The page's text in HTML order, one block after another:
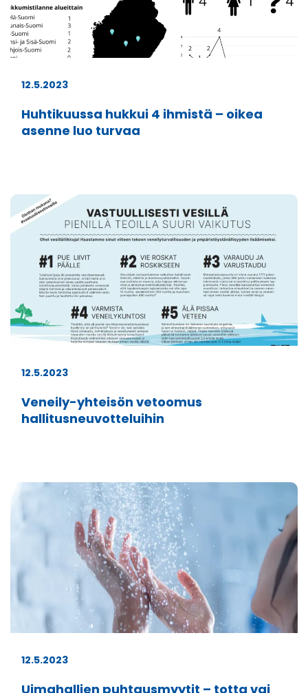
12.5.2023
Huhtikuussa hukkui 4 ihmistä – oikea
asenne luo turvaa
12.5.2023
Veneily-yhteisön vetoomus
hallitusneuvotteluihin
12.5.2023
Uimahallien puhtausmyytit – totta vai